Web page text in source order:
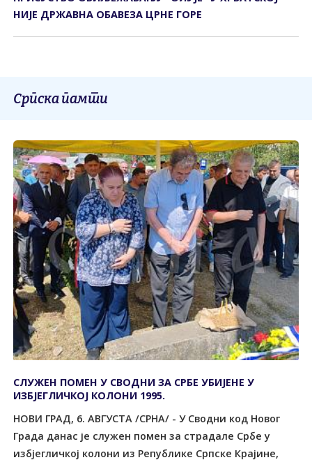
НИЈЕ ДРЖАВНА ОБАВЕЗА ЦРНЕ ГОРЕ
Српска памти
СЛУЖЕН ПОМЕН У СВОДНИ ЗА СРБЕ УБИЈЕНЕ У
ИЗБЈЕГЛИЧКОЈ КОЛОНИ 1995.
НОВИ ГРАД, 6. АВГУСТА /СРНА/ - У Сводни код Новог
Града данас је служен помен за страдале Србе у
избјегличкој колони из Републике Српске Крајине,